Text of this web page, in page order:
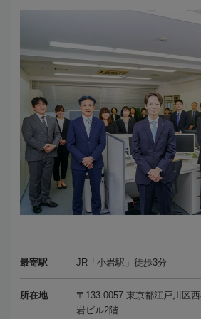
最寄駅 JR「小岩駅」徒歩3分
所在地
〒133-0057 東京都江戸川区
岩ビル2階